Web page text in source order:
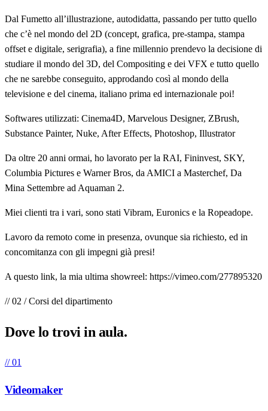
Dal Fumetto all’illustrazione, autodidatta, passando per tutto quello
che c’è nel mondo del 2D (concept, grafica, pre-stampa, stampa
offset e digitale, serigrafia), a fine millennio prendevo la decisione di
studiare il mondo del 3D, del Compositing e dei VFX e tutto quello
che ne sarebbe conseguito, approdando così al mondo della
televisione e del cinema, italiano prima ed internazionale poi!
Softwares utilizzati: Cinema4D, Marvelous Designer, ZBrush,
Substance Painter, Nuke, After Effects, Photoshop, Illustrator
Da oltre 20 anni ormai, ho lavorato per la RAI, Fininvest, SKY,
Columbia Pictures e Warner Bros, da AMICI a Masterchef, Da
Mina Settembre ad Aquaman 2.
Miei clienti tra i vari, sono stati Vibram, Euronics e la Ropeadope.
Lavoro da remoto come in presenza, ovunque sia richiesto, ed in
concomitanza con gli impegni già presi!
A questo link, la mia ultima showreel: https://vimeo.com/277895320
// 02 / Corsi del dipartimento
Dove lo trovi in aula.
// 01
Videomaker